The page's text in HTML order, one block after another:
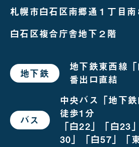
札幌市白石区南郷通１丁目南
白石区複合庁舎地下２階
地下鉄 で
お
場
合
地下鉄東西線
番出口直結
バス で
お
中央バス「地下鉄
徒歩1分
「白22」「白23
30」「白57」「